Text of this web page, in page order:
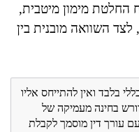
החלטת מימון מיטבית,
השוואה מובנית בין
בלבד ואין להתייחס אליו
בחינה מעמיקה של
עורך דין מוסמך לקבלת